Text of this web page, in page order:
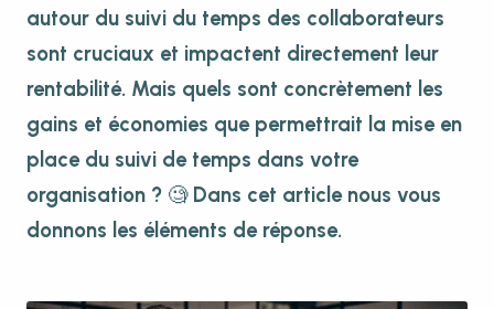
autour du suivi du temps des collaborateurs
sont cruciaux et impactent directement leur
rentabilité. Mais quels sont concrètement les
gains et économies que permettrait la mise en
place du suivi de temps dans votre
organisation ? 🧐 Dans cet article nous vous
donnons les éléments de réponse.